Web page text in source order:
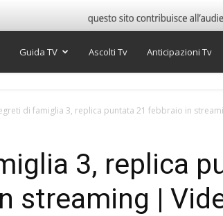
Guida TV Ascolti Tv Anticipazioni Tv
di famiglia 3, replica puntata 21 febbraio in
3, replica
streaming |